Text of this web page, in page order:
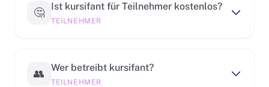
🤔 Ist kursifant für Teilnehmer kostenlos?
TEILNEHMER
👥 Wer betreibt kursifant?
TEILNEHMER